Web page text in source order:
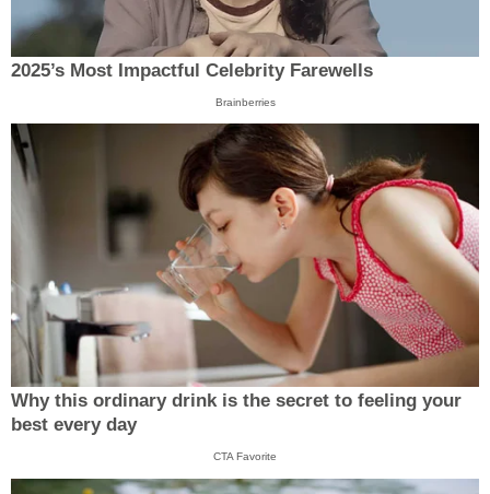
2025’s Most Impactful Celebrity Farewells
Brainberries
Why this ordinary drink is the secret to feeling your
best every day
CTA Favorite